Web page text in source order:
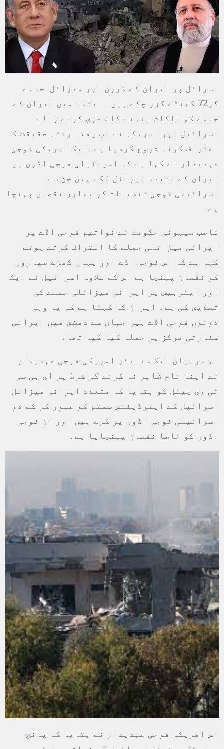
اسرائل پر ایران کے ڈرون اور میزائل حملے
کو72 گھنٹے گزر چکے ہیں۔ ابتدا میں ایران کے
حملے کو ناکام بنانے کا دعویٰ کرنے والے
اسرائیل اور امریکہ نے اب رفتہ رفتہ حقیقت کا
اعتراف کرنا شروع کردیا ہے۔ایک امریکی فوجی
عہدیدار نے کہا ہے کہ اسرائیلی فوجی اڈوں پر
ایران کے متعدد میزائل لگے ہیں جن سے
اسرائیلی فوجی تنصیبات کو بھاری نقصان پہنچا
ہے۔
غاصب صیہونی حکومت نے نواتیم فوجی اڈے پر
ایرانی میزائلی حملے کا اعتراف کرتے ہوئے
کہا ہے کہ اس فوجی اڈے اور یہاں کھڑے طیاروں
کو نقصان پہنچا ہے اس کے علاوہ اسرائیل نے ایک
اور ایئربیس پر ایرانی میزائلی حملے کی
تصدیق کی ہے۔ ایران کا کہنا ہے کہ یہ وہی
دونوں فوجی اڈے ہيں جہاں سے دمشق میں ایرانی
سفارتی مرکز پر حملہ کیا گیا تھا۔
اس درمیان ایک سینیئر امریکی فوجی عہدیدار
نے اپنا نام ظاہر نہ کرنے کی شرط پر ای بی سی
ٹی وی چینل کو بتایا کہ متعدد ایرانی میزائل
اسرائیل کے ايئرڈیفنس سسٹم کو عبور کر کے دو
اسرائیلی فوجی اڈوں پر گرے ہيں اور ان فوجی
اڈوں کو خاصا نقصان پہنچایا ہے۔
اس امریکی فوجی عہدیدار نے بتایا کہ پانچ